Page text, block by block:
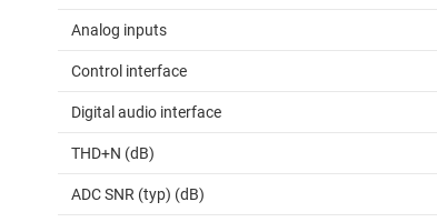
Analog inputs
Control interface
Digital audio interface
THD+N (dB)
ADC SNR (typ) (dB)